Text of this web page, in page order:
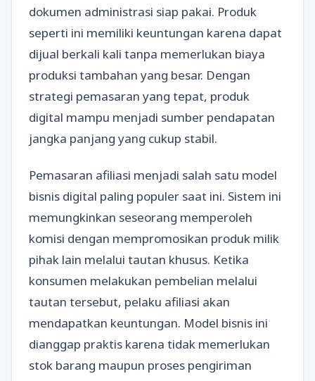
dokumen administrasi siap pakai. Produk
seperti ini memiliki keuntungan karena dapat
dijual berkali kali tanpa memerlukan biaya
produksi tambahan yang besar. Dengan
strategi pemasaran yang tepat, produk
digital mampu menjadi sumber pendapatan
jangka panjang yang cukup stabil.
Pemasaran afiliasi menjadi salah satu model
bisnis digital paling populer saat ini. Sistem ini
memungkinkan seseorang memperoleh
komisi dengan mempromosikan produk milik
pihak lain melalui tautan khusus. Ketika
konsumen melakukan pembelian melalui
tautan tersebut, pelaku afiliasi akan
mendapatkan keuntungan. Model bisnis ini
dianggap praktis karena tidak memerlukan
stok barang maupun proses pengiriman